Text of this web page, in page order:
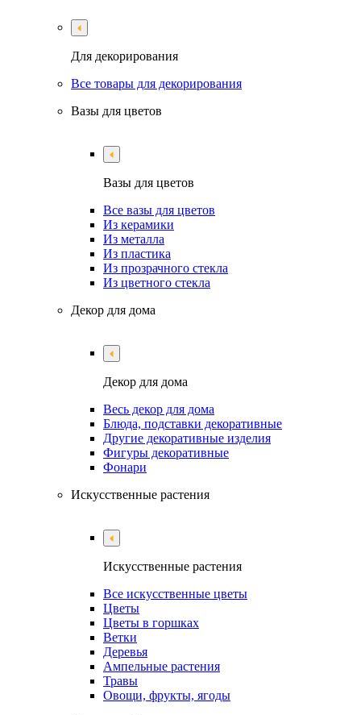
Для декорирования
Все товары для декорирования
Вазы для цветов
Вазы для цветов
Все вазы для цветов
Из керамики
Из металла
Из пластика
Из прозрачного стекла
Из цветного стекла
Декор для дома
Декор для дома
Весь декор для дома
Блюда, подставки декоративные
Другие декоративные изделия
Фигуры декоративные
Фонари
Искусственные растения
Искусственные растения
Все искусственные цветы
Цветы
Цветы в горшках
Ветки
Деревья
Ампельные растения
Травы
Овощи, фрукты, ягоды